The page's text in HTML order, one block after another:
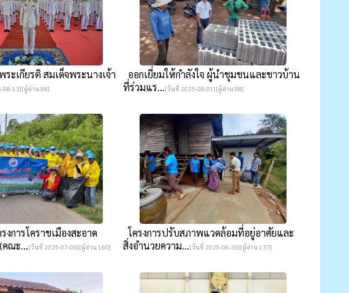
ระเกียรติ สมเด็จพระนางเจ้า
08-13][ผู้อ่าน 98]
ออกเยี่ยมให้กำลังใจ ผู้นำชุมชนและชาวบ้าน
ที่ร่วมแร...[วันที่ 2025-08-01][ผู้อ่าน 98]
งการโคราชเมืองสะอาด
คณะ...[วันที่ 2025-07-09][ผู้อ่าน 160]
โครงการปรับสภาพแวดล้อมที่อยู่อาศัยและ
สิ่งอำนวยความ...[วันที่ 2025-06-30][ผู้อ่าน 137]